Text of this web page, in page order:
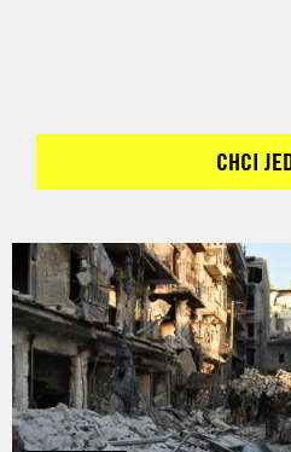
CHCI